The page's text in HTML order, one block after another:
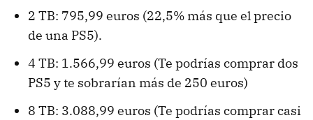
2 TB: 795,99 euros (22,5% más que el precio
de una PS5).
4 TB: 1.566,99 euros (Te podrías comprar dos
PS5 y te sobrarían más de 250 euros)
8 TB: 3.088,99 euros (Te podrías comprar casi